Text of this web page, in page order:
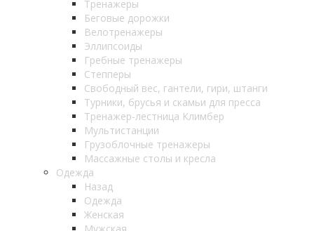
Тренажеры
Беговые дорожки
Велотренажеры
Эллипсоиды
Гребные тренажеры
Степперы
Свободный вес, гантели, гири, штанги
Турники, брусья и скамьи для пресса
Тренажер-лестница Климбер
Мультистанции
Грузоблочные тренажеры
Массажные столы и кресла
Одежда
Назад
Одежда
Женская
Мужская